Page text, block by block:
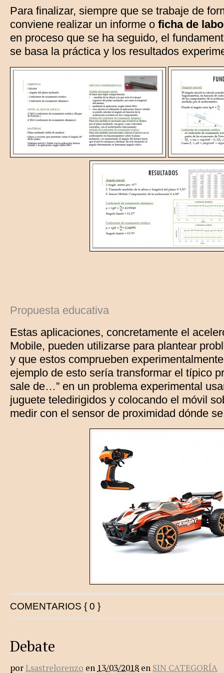
Para finalizar, siempre que se trabaje de
conviene realizar un informe o ficha de
en proceso que se ha seguido, el
se basa la práctica y los resultados
Propuesta educativa
Estas aplicaciones, concretamente el
Mobile, pueden utilizarse para plantear
y que estos comprueben
ejemplo de esto sería transformar el típico
sale de…” en un problema experimental
juguete teledirigidos y colocando el móvil
medir con el sensor de proximidad dónde
COMENTARIOS { 0 }
Debate
porLsastrelorenzo en 13/03/2018 en SIN CATEGORÍA